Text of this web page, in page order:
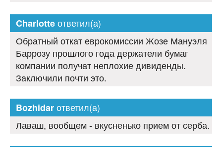
Charlotteответил(а)
Обратный откат еврокомиссии Жозе Мануэля
Баррозу прошлого года держатели бумаг
компании получат неплохие дивиденды.
Заключили почти это.
Bozhidarответил(а)
Лаваш, вообщем - вкусненько прием от серба.